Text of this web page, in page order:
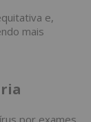
e,
mais
por exames